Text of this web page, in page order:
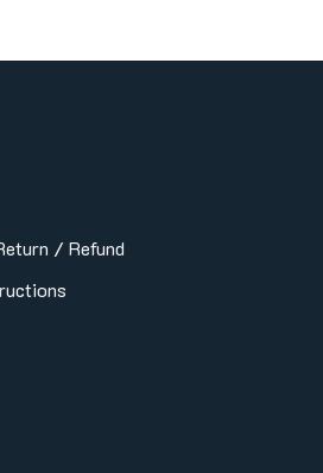
/ Refund